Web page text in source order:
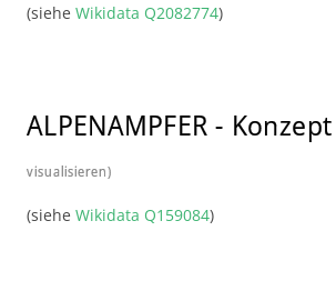
(siehe Wikidata Q2082774)
ALPENAMPFER - Konzept
visualisieren)
(siehe Wikidata Q159084)